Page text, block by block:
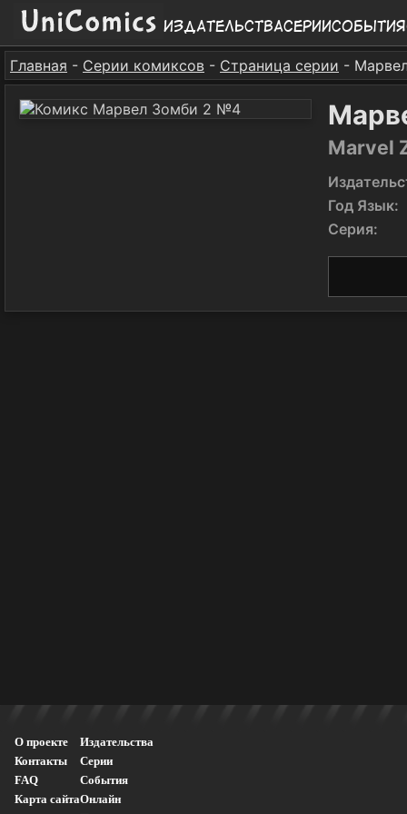
ИздательстваСерииСобытия
Главная - Серии комиксов - Страница серии -
Marvel
Год Язык:
Серия:
О проекте
Контакты
FAQ
Карта сайта
Издательства
Серии
События
Онлайн